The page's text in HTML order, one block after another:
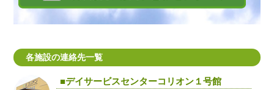
各施設の連絡先一覧
■デイサービスセンターコリオン１号館